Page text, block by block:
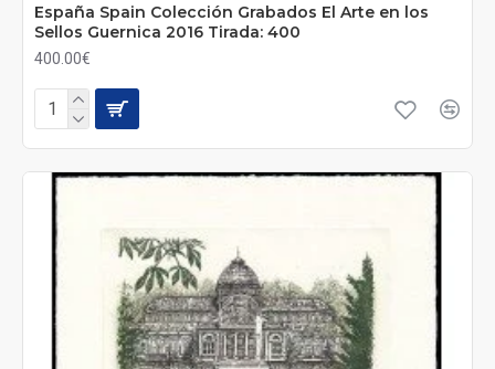
España Spain Colección Grabados El Arte en los
Sellos Guernica 2016 Tirada: 400
400.00€